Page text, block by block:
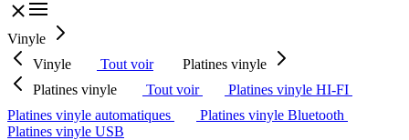
Vinyle
Vinyle
Tout voir
Platines vinyle
Platines vinyle
Tout voir
Platines vinyle HI-FI
Platines vinyle automatiques
Platines vinyle Bluetooth
Platines vinyle USB